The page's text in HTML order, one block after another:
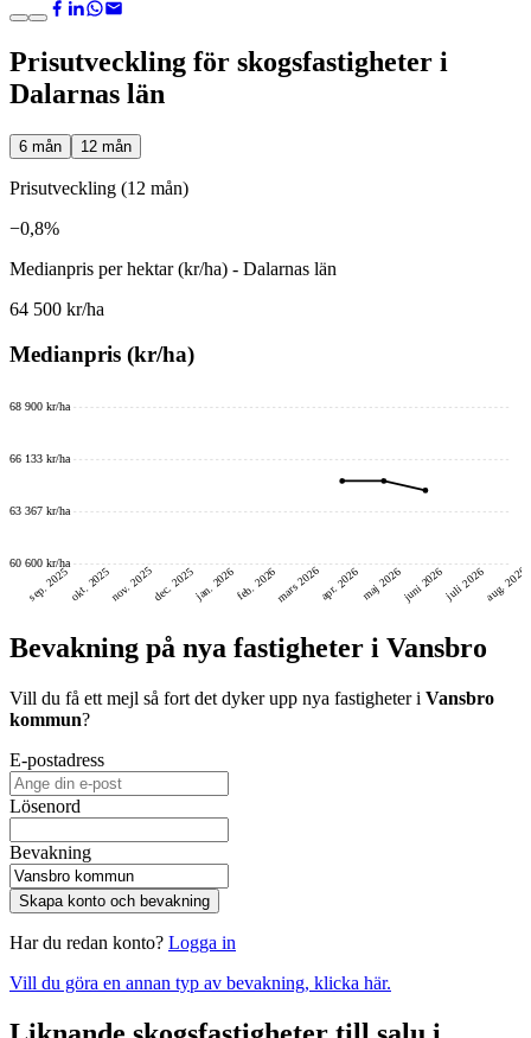
Prisutveckling för skogsfastigheter i
Dalarnas län
6 mån 12 mån
Prisutveckling (12 mån)
−0,8%
Medianpris per hektar (kr/ha) - Dalarnas län
64 500 kr/ha
Medianpris (kr/ha)
60 600 kr/ha
63 367 kr/ha
66 133 kr/ha
68 900 kr/ha
sep. 2025okt. 2025nov. 2025dec. 2025jan. 2026feb. 2026mars 2026apr. 2026maj 2026juni 2026juli 2026aug. 2026
Bevakning på nya fastigheter i Vansbro
Vill du få ett mejl så fort det dyker upp nya fastigheter i Vansbro
kommun?
E-postadress
Lösenord
Bevakning
Skapa konto och bevakning
Har du redan konto? Logga in
Vill du göra en annan typ av bevakning, klicka här.